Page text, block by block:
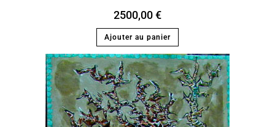
2500,00€
Ajouter au panier